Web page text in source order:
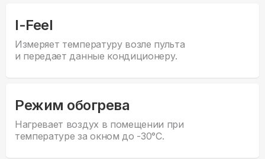
I-Feel
Измеряет температуру возле пульта
и передает данные кондиционеру.
Режим обогрева
Нагревает воздух в помещении при
температуре за окном до -30°С.